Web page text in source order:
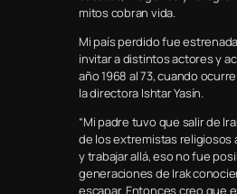
mitos cobran vida.
Mi país perdido fue
invitar a distintos actores y
año 1968 al 73, cuando
la directora Ishtar Yasín.
“Mi padre tuvo que salir de
de los extremistas religiosos
y trabajar allá, eso no fue
generaciones de Irak
escapar. Entonces creo que